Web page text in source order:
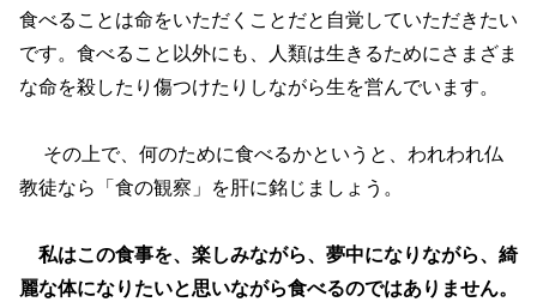
食べることは命をいただくことだと自覚していただきたい
です。食べること以外にも、人類は生きるためにさまざま
な命を殺したり傷つけたりしながら生を営んでいます。
その上で、何のために食べるかというと、われわれ仏
教徒なら「食の観察」を肝に銘じましょう。
私はこの食事を、楽しみながら、夢中になりながら、綺
麗な体になりたいと思いながら食べるのではありません。